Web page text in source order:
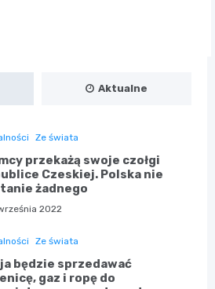
Aktualne
Ze świata
przekażą swoje czołgi
Czeskiej. Polska nie
żadnego
2022
Ze świata
będzie sprzedawać
gaz i ropę do